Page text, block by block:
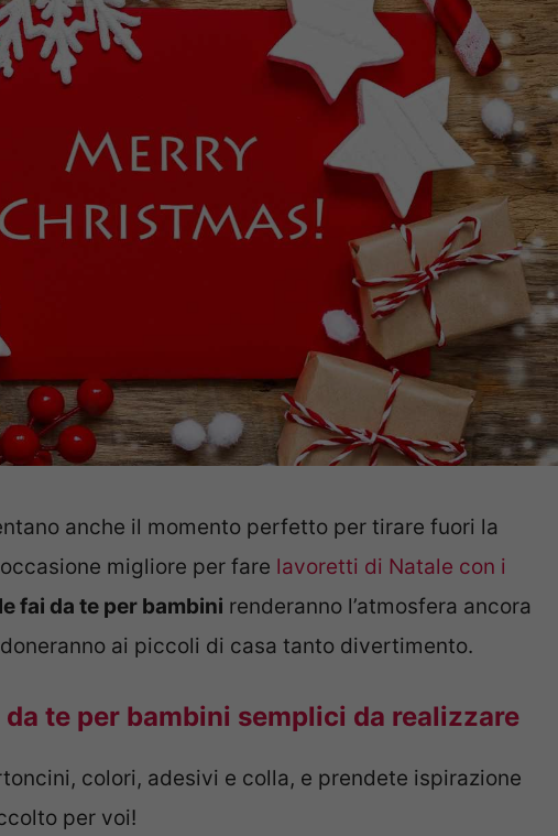
anche il momento perfetto per tirare fuori la
migliore per fare lavoretti di Natale con i
fai da te per bambini renderanno l’atmosfera ancora
ai piccoli di casa tanto divertimento.
te per bambini semplici da realizzare
colori, adesivi e colla, e prendete ispirazione
per voi!